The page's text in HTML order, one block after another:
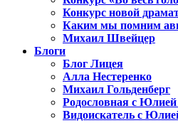
Конкурс новой
Каким мы помним
Михаил Швейцер
Блоги
Блог Лицея
Алла Нестеренко
Михаил Гольденберг
Родословная с
Видоискатель с